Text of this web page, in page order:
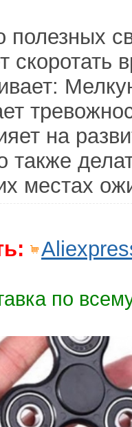
полезных
скоротать
на
местах
по